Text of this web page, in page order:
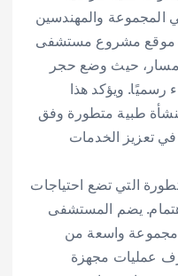
المجموعة والمهندسين
موقع مشروع مستشفى
مسار، حيث وضع حجر
رسميًا. ويؤكد هذا
طبية متطورة وفق
في تعزيز الخدمات
التي تضع احتياجات
يضم المستشفى
مجموعة واسعة من
المرضية، إلى جانب 7 غرف عمليات مجهزة